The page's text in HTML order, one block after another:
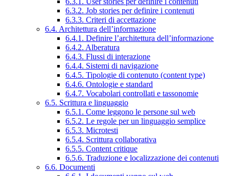
6.3.2. Job stories per definire i contenuti
6.3.3. Criteri di accettazione
6.4. Architettura dell’informazione
6.4.1. Definire l’architettura dell’informazione
6.4.2. Alberatura
6.4.3. Flussi di interazione
6.4.4. Sistemi di navigazione
6.4.5. Tipologie di contenuto (content type)
6.4.6. Ontologie e standard
6.4.7. Vocabolari controllati e tassonomie
6.5. Scrittura e linguaggio
6.5.1. Come leggono le persone sul web
6.5.2. Le regole per un linguaggio semplice
6.5.3. Microtesti
6.5.4. Scrittura collaborativa
6.5.5. Content critique
6.5.6. Traduzione e localizzazione dei contenuti
6.6. Documenti